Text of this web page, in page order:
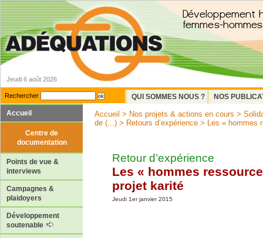
Jeudi 6 août 2026
Rechercher QUI SOMMES NOUS ?
NOS
Accueil
Centre de
documentation
Points de vue &
interviews
Campagnes &
plaidoyers
Développement
soutenable
Accueil > Nos projets & actions en cours >
de (...) > Retours d’expérience > Les « hommes
Retour d’expérience
Les « hommes
projet karité
Jeudi 1er janvier 2015